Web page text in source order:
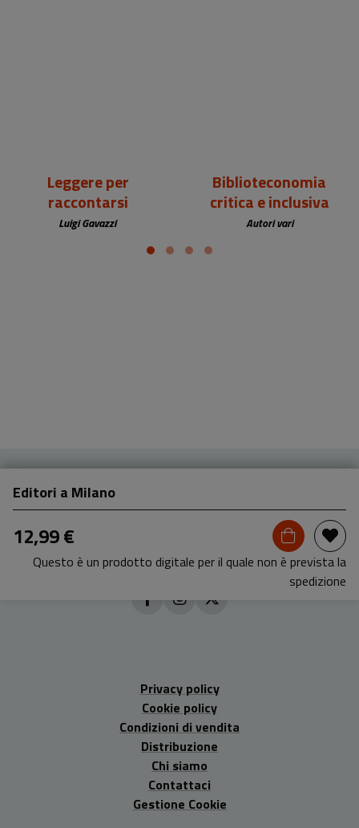
Leggere per
raccontarsi
Luigi Gavazzi
Biblioteconomia
critica e inclusiva
Autori vari
Editori a Milano
12,99 €
Questo è un prodotto digitale per il quale non è prevista la
spedizione
Privacy policy
Cookie policy
Condizioni di vendita
Distribuzione
Chi siamo
Contattaci
Gestione Cookie